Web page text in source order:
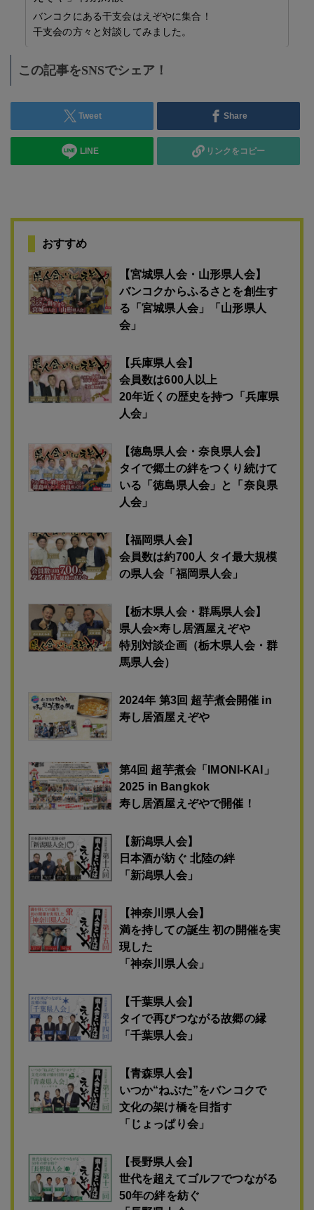
＜県人会情報は掲載無料！＞ バンコクには数多くの日
などを通して交流を深め、バンコクライフを充実したも
のにしませんか？
この記事をSNSでシェア！
LINE
【宮城県人会・山形県人会】
バンコクからふるさとを創生す
る「宮城県人会」「山形県人
会」
【兵庫県人会】
会員数は600人以上
20年近くの歴史を持つ「兵庫県
人会」
【徳島県人会・奈良県人会】
タイで郷土の絆をつくり続けて
いる「徳島県人会」と「奈良県
【福岡県人会】
会員数は約700人 タイ最大規模
の県人会「福岡県人会」
【栃木県人会・群馬県人会】
県人会×寿し居酒屋えぞや
2024年 第3回 超芋煮会開催 in
寿し居酒屋えぞや
第4回 超芋煮会「IMONI-KAI」
2025 in Bangkok
【新潟県人会】
日本酒が紡ぐ 北陸の絆
「新潟県人会」
【神奈川県人会】
満を持しての誕生 初の開催を実
現した
【千葉県人会】
タイで再びつながる故郷の縁
「千葉県人会」
【青森県人会】
いつか“ねぶた”をバンコクで
文化の架け橋を目指す